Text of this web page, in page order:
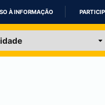
À INFORMAÇÃO